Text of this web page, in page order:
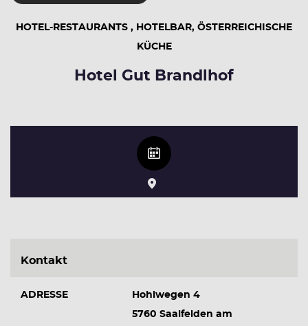
HOTEL-RESTAURANTS , HOTELBAR, ÖSTERREICHISCHE
KÜCHE
Hotel Gut Brandlhof
Kontakt
ADRESSE
Hohlwegen 4
5760 Saalfelden am